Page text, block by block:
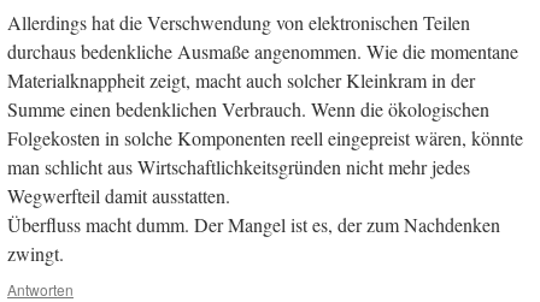
Allerdings hat die Verschwendung von elektronischen Teilen
durchaus bedenkliche Ausmaße angenommen. Wie die momentane
Materialknappheit zeigt, macht auch solcher Kleinkram in der
Summe einen bedenklichen Verbrauch. Wenn die ökologischen
Folgekosten in solche Komponenten reell eingepreist wären, könnte
man schlicht aus Wirtschaftlichkeitsgründen nicht mehr jedes
Wegwerfteil damit ausstatten.
Überfluss macht dumm. Der Mangel ist es, der zum Nachdenken
zwingt.
Antworten